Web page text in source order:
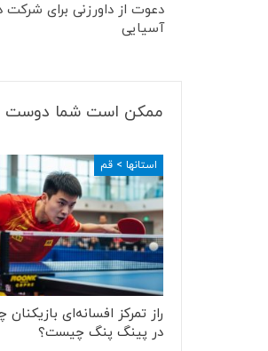
دعوت از داورزنی برای
آسیایی
ممکن است شما دوست
استانها > قم
راز تمرکز افسانه‌ای بازیکنان
در پینگ پنگ چیست؟